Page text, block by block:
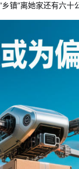
镇”离她家还有六十